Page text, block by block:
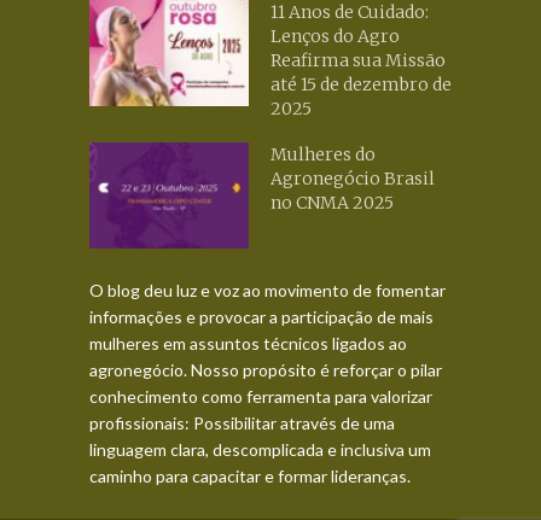
11 Anos de Cuidado:
Lenços do Agro
Reafirma sua Missão
até 15 de dezembro de
2025
Mulheres do
Agronegócio Brasil
no CNMA 2025
O blog deu luz e voz ao movimento de fomentar
informações e provocar a participação de mais
mulheres em assuntos técnicos ligados ao
agronegócio. Nosso propósito é reforçar o pilar
conhecimento como ferramenta para valorizar
profissionais: Possibilitar através de uma
linguagem clara, descomplicada e inclusiva um
caminho para capacitar e formar lideranças.